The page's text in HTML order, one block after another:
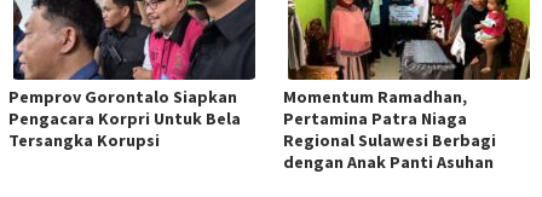
Pemprov Gorontalo Siapkan
Pengacara Korpri Untuk Bela
Tersangka Korupsi
Momentum Ramadhan,
Pertamina Patra Niaga
Regional Sulawesi Berbagi
dengan Anak Panti Asuhan